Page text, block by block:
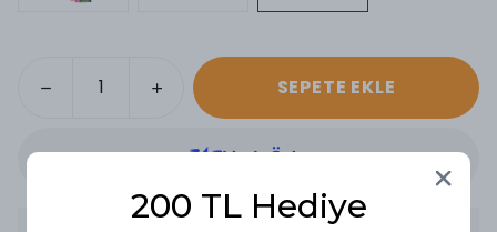
SEPETE EKLE
200 TL Hediye